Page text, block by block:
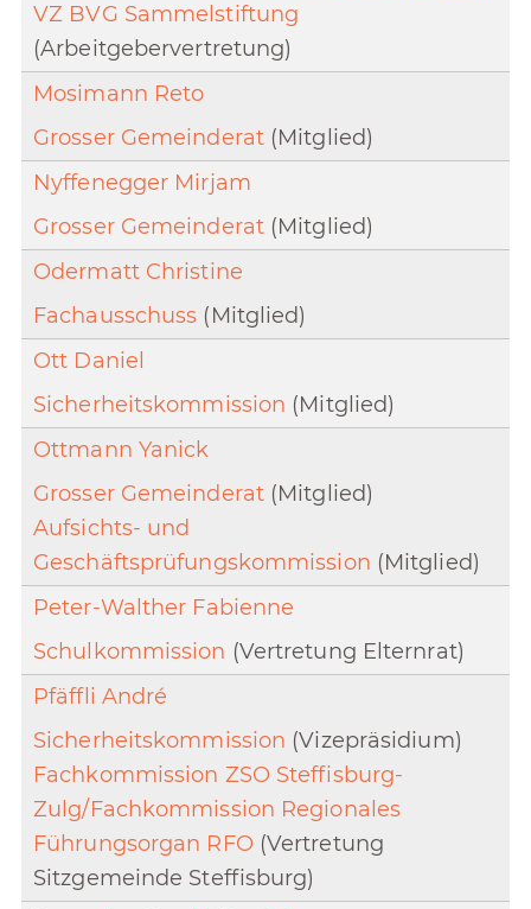
VZ BVG Sammelstiftung
(Arbeitgebervertretung)
Mosimann Reto
Grosser Gemeinderat(Mitglied)
Nyffenegger Mirjam
Grosser Gemeinderat(Mitglied)
Odermatt Christine
Fachausschuss (Mitglied)
Ott Daniel
Sicherheitskommission (Mitglied)
Ottmann Yanick
Grosser Gemeinderat(Mitglied)
Aufsichts- und
Geschäftsprüfungskommission (Mitglied)
Peter-Walther Fabienne
Schulkommission (Vertretung Elternrat)
Pfäffli André
Sicherheitskommission (Vizepräsidium)
Fachkommission ZSO Steffisburg-
Zulg/Fachkommission Regionales
Führungsorgan RFO(Vertretung
Sitzgemeinde Steffisburg)